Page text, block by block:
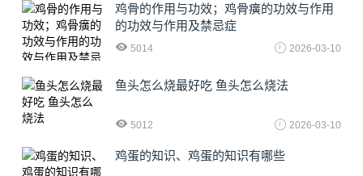
鸡骨的作用与功效；鸡骨癀的功效与作用
的功效与作用及禁忌症
5014 2026-03-10
鱼头怎么烧最好吃 鱼头怎么烧法
5012 2026-03-10
鸡蛋的知识、鸡蛋的知识有哪些